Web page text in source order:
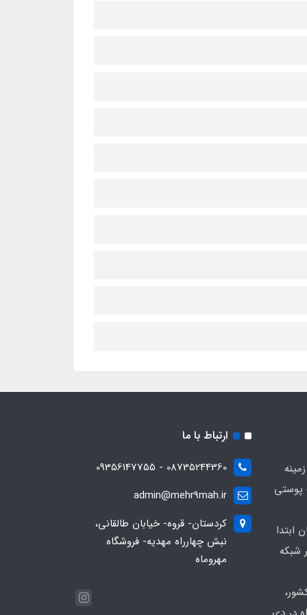
پوستی
ابتدا
شبکه
ارتباط با ما
08735244360 - 09356147755
admin@mehr9mah.ir
کردستان- قروه- خیابان طالقانی،
نبش چهارراه مهدیه- فروشگاه
مهروماه